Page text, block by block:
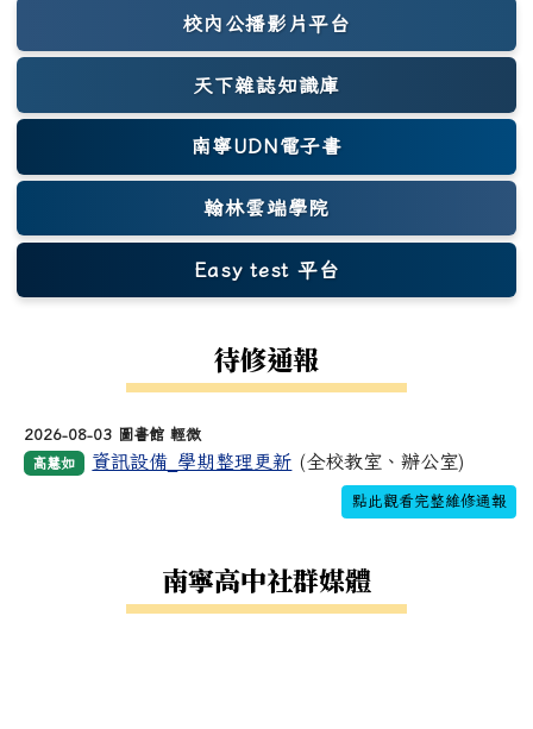
校內公播影片平台
天下雜誌知識庫
(另開新視窗)
南寧UDN電子書
翰林雲端學院
Easy test 平台
(另開新視窗)
待修通報
2026-08-03 圖書館 輕微
高慧如 資訊設備_學期整理更新 (全校教室、辦公室)
點此觀看完整維修通報
南寧高中社群媒體